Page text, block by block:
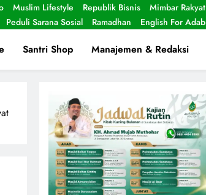
Muslim Lifestyle Republik Bisnis
Mimbar Rakyat
Peduli Sarana Sosial Ramadhan English For Adab
Santri Shop Manajemen & Redaksi